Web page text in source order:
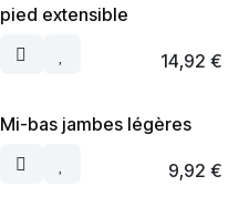
pied extensible
14,92 €
Mi-bas jambes légères
9,92 €